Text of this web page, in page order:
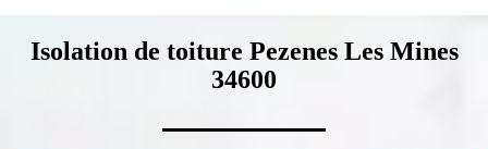
Isolation de toiture Pezenes Les Mines
34600